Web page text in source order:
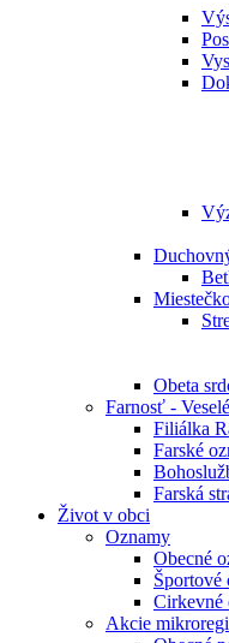
Obeta
Farnosť - Veselé
Filiálka
Farské
Farská
Život v obci
Oznamy
Obecné
Športové
Cirkevné
Akcie